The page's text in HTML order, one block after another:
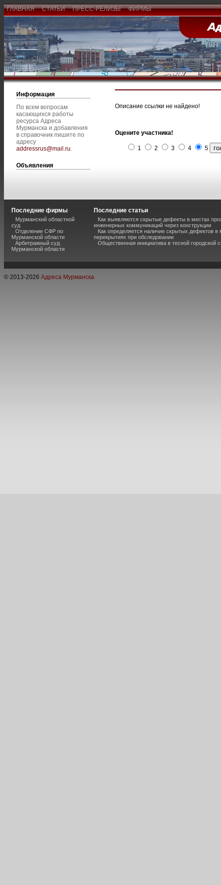
ГЛАВНАЯ СТАТЬИ ПРЕСС-РЕЛИЗЫ ФИРМЫ
Информация
По всем вопросам
касающихся работы
ресурса Адреса
Мурманска и добавления
в справочник пишите по
адресу
addressrus@mail.ru.
Объявления
Описание ссылки не найдено!
Оцените участника!
1 2 3 4 5
Последние фирмы
Мурманский областной
суд
Отделение СФР по
Мурманской области
Арбитражный суд
Мурманской области
Последние статьи
Как выявляются скрытые дефекты в местах
инженерных коммуникаций через конструкции
Как определяется наличие скрытых дефектов
перекрытиях при обследовании
Общественная инициатива в тесной городской
© 2013-2026 Адреса Мурманска